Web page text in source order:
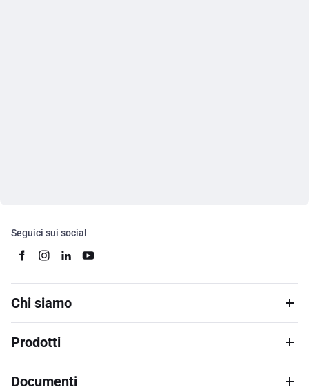
Seguici sui social
Chi siamo
Prodotti
Documenti